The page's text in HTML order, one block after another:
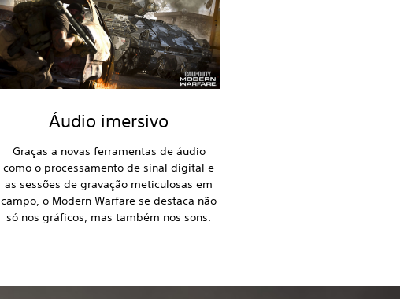
Áudio imersivo
Graças a novas ferramentas de áudio
como o processamento de sinal digital e
as sessões de gravação meticulosas em
campo, o Modern Warfare se destaca não
só nos gráficos, mas também nos sons.